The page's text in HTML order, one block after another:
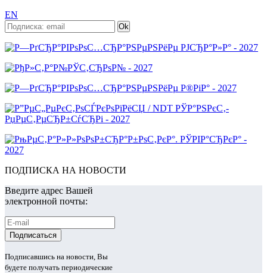
EN
ПОДПИСКА НА НОВОСТИ
Введите адрес Вашей
электронной почты:
Подписавшись на новости, Вы
будете получать периодические